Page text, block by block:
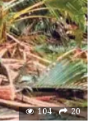
104 20